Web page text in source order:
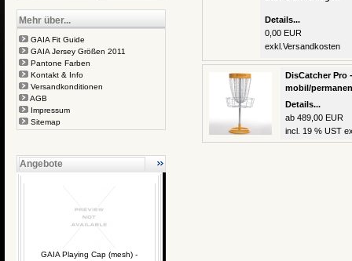
Mehr über...
GAIA Fit Guide
GAIA Jersey Größen 2011
Pantone Farben
Kontakt & Info
Versandkonditionen
AGB
Impressum
Sitemap
Angebote
GAIA Playing Cap (mesh) -
Details...
0,00 EUR
exkl. Versandkosten
DisCatcher Pro
mobil/
Details...
ab 489,00 EUR
incl. 19 % UST